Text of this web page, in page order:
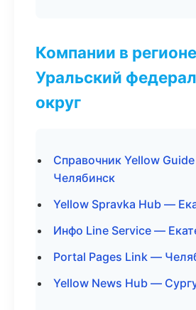
Компании в
Уральский
округ
Справочник Yellow
Челябинск
Yellow Spravka Hub —
Инфо Line Service —
Portal Pages Link —
Yellow News Hub —